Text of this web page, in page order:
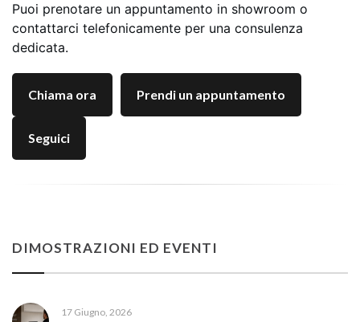
Puoi prenotare un appuntamento in showroom o
contattarci telefonicamente per una consulenza
dedicata.
Chiama ora Prendi un appuntamento
Seguici
DIMOSTRAZIONI ED EVENTI
17 Giugno, 2026